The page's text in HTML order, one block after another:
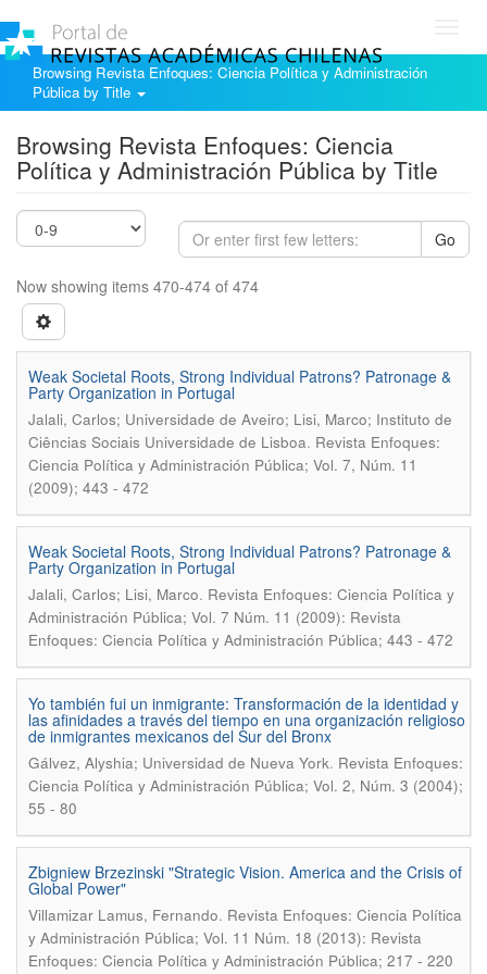
Browsing Revista Enfoques: Ciencia Política y Administración
Pública by Title
Browsing Revista Enfoques: Ciencia
Política y Administración Pública by Title
Go
Now showing items 470-474 of 474
Weak Societal Roots, Strong Individual Patrons? Patronage &
Party Organization in Portugal
Jalali, Carlos; Universidade de Aveiro; Lisi, Marco; Instituto de
Ciências Sociais Universidade de Lisboa. Revista Enfoques:
Ciencia Política y Administración Pública; Vol. 7, Núm. 11
(2009); 443 - 472
Weak Societal Roots, Strong Individual Patrons? Patronage &
Party Organization in Portugal
Jalali, Carlos; Lisi, Marco. Revista Enfoques: Ciencia Política y
Administración Pública; Vol. 7 Núm. 11 (2009): Revista
Enfoques: Ciencia Política y Administración Pública; 443 - 472
Yo también fui un inmigrante: Transformación de la identidad y
las afinidades a través del tiempo en una organización religioso
de inmigrantes mexicanos del Sur del Bronx
Gálvez, Alyshia; Universidad de Nueva York. Revista Enfoques:
Ciencia Política y Administración Pública; Vol. 2, Núm. 3 (2004);
55 - 80
Zbigniew Brzezinski "Strategic Vision. America and the Crisis of
Global Power"
Villamizar Lamus, Fernando. Revista Enfoques: Ciencia Política
y Administración Pública; Vol. 11 Núm. 18 (2013): Revista
Enfoques: Ciencia Política y Administración Pública; 217 - 220